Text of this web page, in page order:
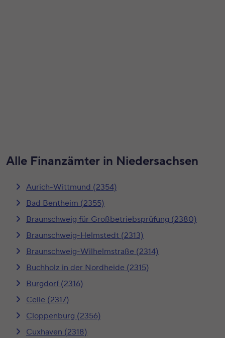
Alle Finanzämter in Niedersachsen
Aurich-Wittmund (2354)
Bad Bentheim (2355)
Braunschweig für Großbetriebsprüfung (2380)
Braunschweig-Helmstedt (2313)
Braunschweig-Wilhelmstraße (2314)
Buchholz in der Nordheide (2315)
Burgdorf (2316)
Celle (2317)
Cloppenburg (2356)
Cuxhaven (2318)